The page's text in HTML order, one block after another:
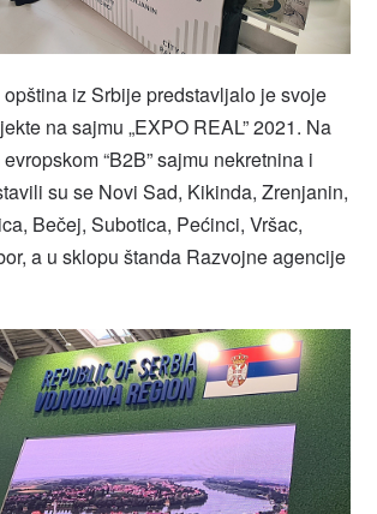
iz Srbije predstavljalo je svoje
na sajmu „EXPO REAL” 2021. Na
“B2B” sajmu nekretnina i
su se Novi Sad, Kikinda, Zrenjanin,
Bečej, Subotica, Pećinci, Vršac,
a u sklopu štanda Razvojne agencije